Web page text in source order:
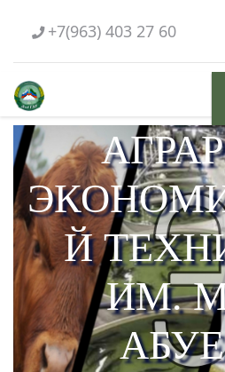
+7(963) 403 27 60
Й
ИМ.